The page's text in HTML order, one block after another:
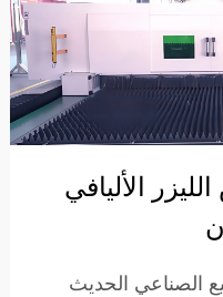
الأليافي
الصناعي الحديث